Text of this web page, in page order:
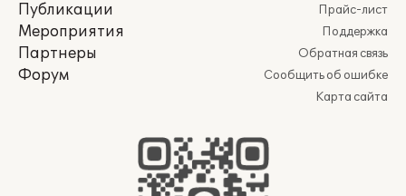
Публикации
Мероприятия
Партнеры
Форум
Прайс-лист
Поддержка
Обратная связь
Сообщить об ошибке
Карта сайта